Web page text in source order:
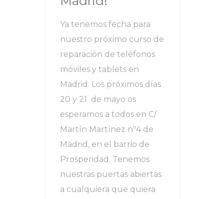
Ya tenemos fecha para
nuestro próximo curso de
reparación de teléfonos
móviles y tablets en
Madrid. Los próximos días
20 y 21 de mayo os
esperamos a todos en C/
Martín Martínez nº4 de
Madrid, en el barrio de
Prosperidad. Tenemos
nuestras puertas abiertas
a cualquiera que quiera